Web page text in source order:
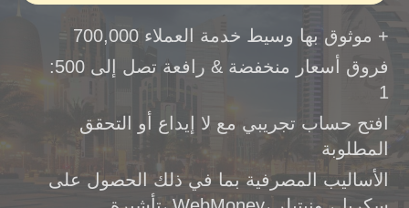
موثوق بها وسيط خدمة العملاء 700,000 +
فروق أسعار منخفضة & رافعة تصل إلى 500:
1
افتح حساب تجريبي مع لا إيداع أو التحقق
المطلوبة
الأساليب المصرفية بما في ذلك الحصول على